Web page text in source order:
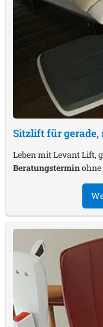
Sitzlift für gerade,
Leben mit Levant Lift,
Beratungstermin